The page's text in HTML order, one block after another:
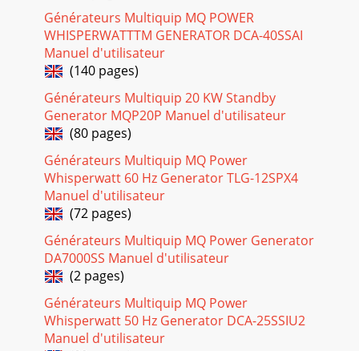
Page 27 - Terminales de Salida
DCA-220SSVU— MANUAL DE OPERACION Y PARTES — REV.
#1 (20/01/06) — PAG 331DCA-220SSVU — PRE-
INSTALACIONFigur 37. Conexion de la BateríaSIEMPRE
desconec
Page 28 - Configuration 240V
PAG 34 — DCA-220SSVU— MANUAL DE OPERACION Y
MotorFuncionando LED (luz) de launidad MPEC (Fig 4
Page 29
DCA-220SSVU— MANUAL DE OPERACION Y PARTES — REV.
INCIAL DEL GENERADOR (MANUAL)Figure 47. Perilla
Page 30 - DCA-220SSVU — PRE-INSTALACION
PAG 36 — DCA-220SSVU— MANUAL DE OPERACION Y
PARTES — REV. #1 (20/01/06)4. Continue operando el
generador como se menciona enel Manual de Procedimien
Générateurs Multiquip MQ POWER
WHISPERWATTTM GENERATOR DCA-40SSAI
Manuel d'utilisateur
(140 pages)
Générateurs Multiquip 20 KW Standby
Generator MQP20P Manuel d'utilisateur
(80 pages)
Générateurs Multiquip MQ Power
Whisperwatt 60 Hz Generator TLG-12SPX4
Manuel d'utilisateur
(72 pages)
Générateurs Multiquip MQ Power Generator
DA7000SS Manuel d'utilisateur
(2 pages)
Générateurs Multiquip MQ Power
Whisperwatt 50 Hz Generator DCA-25SSIU2
Manuel d'utilisateur